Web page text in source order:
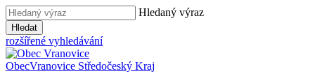
Hledaný výraz
Hledat
rozšířené vyhledávání
ObecVranovice Středočeský Kraj